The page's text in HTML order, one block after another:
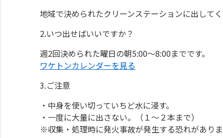
地域で決められたクリーンステーションに出して
2.いつ出せばいいですか？
週2回決められた曜日の朝5:00～8:00までです。
ワケトンカレンダーを見る
3.ご注意
・中身を使い切っていちど水に浸す。
・一度に大量に出さない。（１～２本まで）
※収集・処理時に発火事故が発生する恐れがあり